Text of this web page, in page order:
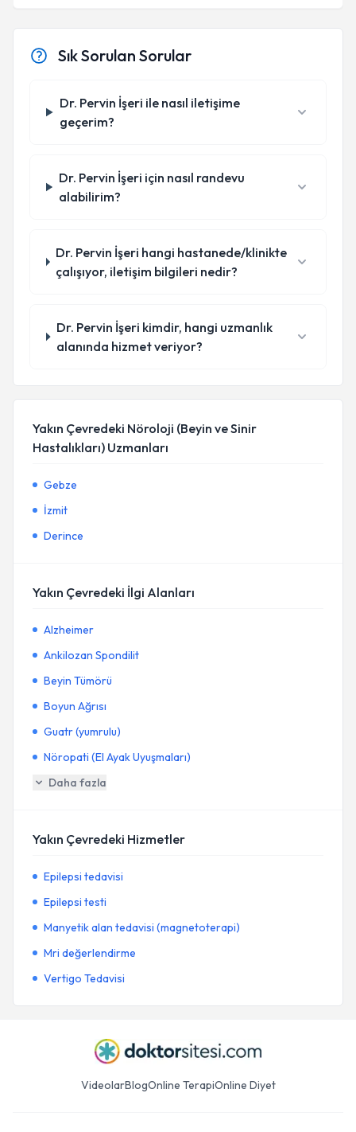
Sık Sorulan Sorular
Dr. Pervin İşeri ile nasıl iletişime
geçerim?
Dr. Pervin İşeri için nasıl randevu
alabilirim?
Dr. Pervin İşeri hangi hastanede/klinikte
çalışıyor, iletişim bilgileri nedir?
Dr. Pervin İşeri kimdir, hangi uzmanlık
alanında hizmet veriyor?
Yakın Çevredeki Nöroloji (Beyin ve Sinir
Hastalıkları) Uzmanları
Gebze
İzmit
Derince
Yakın Çevredeki İlgi Alanları
Alzheimer
Ankilozan Spondilit
Beyin Tümörü
Boyun Ağrısı
Guatr (yumrulu)
Nöropati (El Ayak Uyuşmaları)
Daha fazla
Yakın Çevredeki Hizmetler
Epilepsi tedavisi
Epilepsi testi
Manyetik alan tedavisi (magnetoterapi)
Mri değerlendirme
Vertigo Tedavisi
VideolarBlogOnline TerapiOnline Diyet